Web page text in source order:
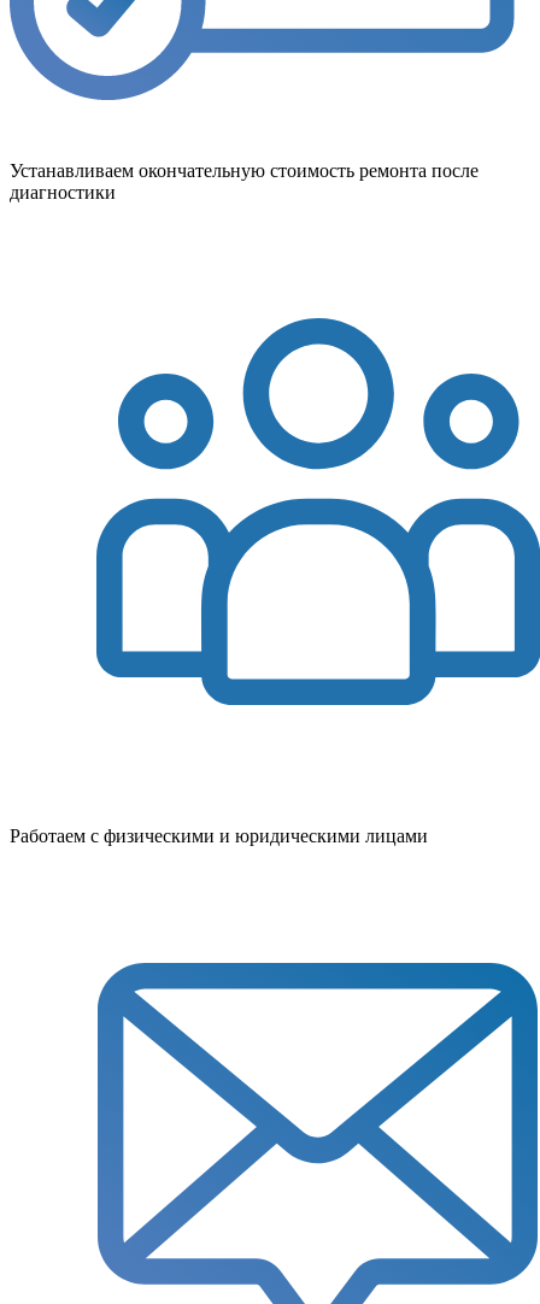
Устанавливаем окончательную стоимость ремонта после
диагностики
Работаем с физическими и юридическими лицами